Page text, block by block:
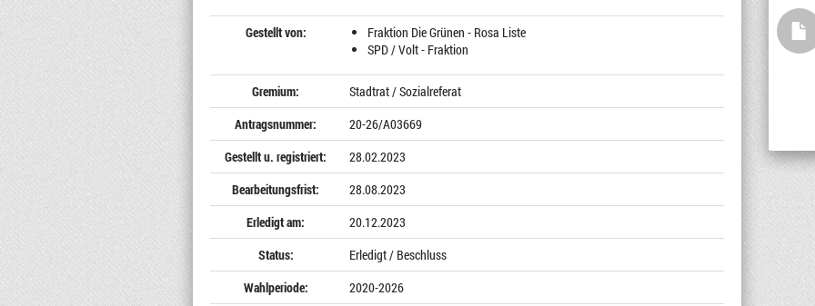
Gestellt von:
Fraktion Die Grünen - Rosa Liste
SPD / Volt - Fraktion
Gremium:
Stadtrat / Sozialreferat
Antragsnummer:
20-26/A03669
Gestellt u. registriert:
28.02.2023
Bearbeitungsfrist:
28.08.2023
Erledigt am:
20.12.2023
Status:
Erledigt / Beschluss
Wahlperiode:
2020-2026